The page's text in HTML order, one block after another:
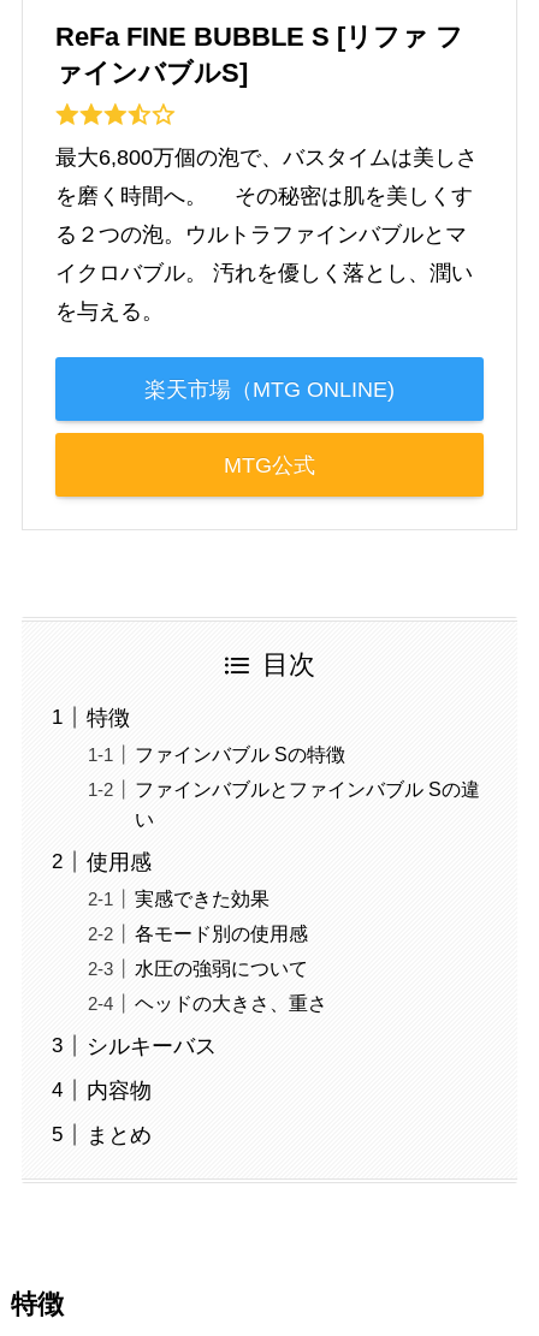
ReFa FINE BUBBLE S [リファ フ
ァインバブルS]
最大6,800万個の泡で、バスタイムは美しさ
を磨く時間へ。 その秘密は肌を美しくす
る２つの泡。ウルトラファインバブルとマ
イクロバブル。 汚れを優しく落とし、潤い
を与える。
楽天市場（MTG ONLINE)
MTG公式
目次
特徴
ファインバブル Sの特徴
ファインバブルとファインバブル Sの違
い
使用感
実感できた効果
各モード別の使用感
水圧の強弱について
ヘッドの大きさ、重さ
シルキーバス
内容物
まとめ
特徴